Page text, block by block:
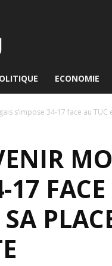
ECONOMIE
s’impose 34-17 face au
17